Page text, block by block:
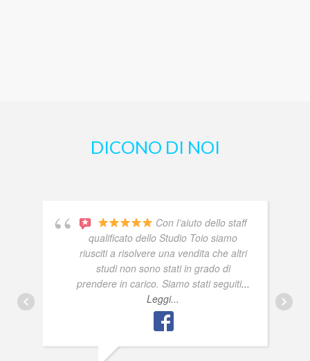
DICONO DI NOI
Con l’aiuto dello staff
qualificato dello Studio Toio siamo
riusciti a risolvere una vendita che altri
studi non sono stati in grado di
prendere in carico. Siamo stati seguiti...
Leggi...